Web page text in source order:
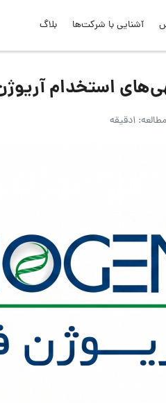
آشنایی با شرکت‌ها بلاگ
آریوژن فارمد |
1دقیقه